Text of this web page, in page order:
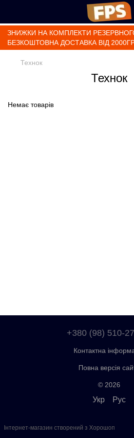
ЗНИЖКИ НА КОМПЛЕКТИ
БЕЗКОШТОВНА ДОСТАВКА ВІД
Технок
Технок
Немає товарів
+380 (98) 510-
Контактна
Повна версія
© 2026
Укр Рус
Інтернет-магазин створений з Хорошоп